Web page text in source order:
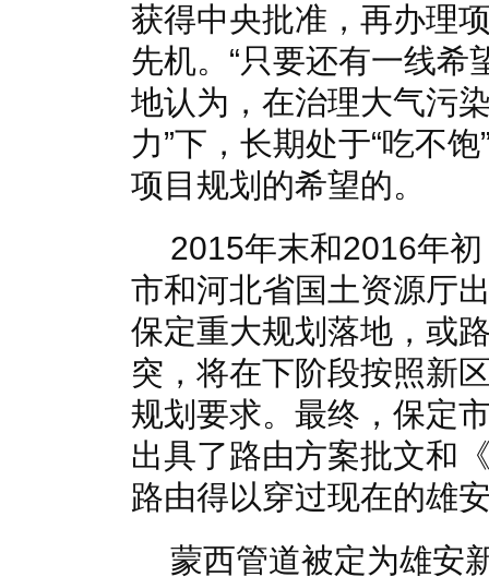
获得中央批准，再办理
先机。“只要还有一线希
地认为，在治理大气污
力”下，长期处于“吃不
项目规划的希望的。
2015年末和2016年
市和河北省国土资源厅
保定重大规划落地，或
突，将在下阶段按照新
规划要求。最终，保定
出具了路由方案批文和
路由得以穿过现在的雄
蒙西管道被定为雄安